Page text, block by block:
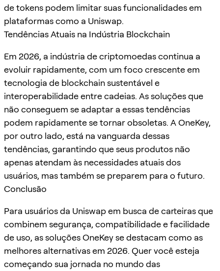
de tokens podem limitar suas funcionalidades em
plataformas como a Uniswap.
Tendências Atuais na Indústria Blockchain
Em 2026, a indústria de criptomoedas continua a
evoluir rapidamente, com um foco crescente em
tecnologia de blockchain sustentável e
interoperabilidade entre cadeias. As soluções que
não conseguem se adaptar a essas tendências
podem rapidamente se tornar obsoletas. A OneKey,
por outro lado, está na vanguarda dessas
tendências, garantindo que seus produtos não
apenas atendam às necessidades atuais dos
usuários, mas também se preparem para o futuro.
Conclusão
Para usuários da Uniswap em busca de carteiras que
combinem segurança, compatibilidade e facilidade
de uso, as soluções OneKey se destacam como as
melhores alternativas em 2026. Quer você esteja
começando sua jornada no mundo das